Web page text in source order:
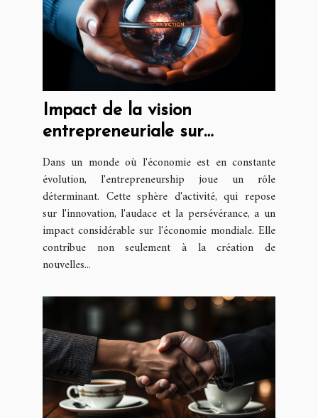
Impact de la vision
entrepreneuriale sur
Dans un monde où l'économie est en constante
évolution, l'entrepreneurship joue un rôle
déterminant. Cette sphère d'activité, qui repose
sur l'innovation, l'audace et la persévérance, a un
impact considérable sur l'économie mondiale. Elle
contribue non seulement à la création de
nouvelles...